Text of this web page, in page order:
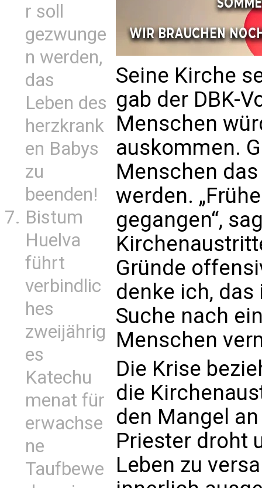
r soll
gezwunge
n werden,
das
Leben des
herzkrank
en Babys
zu
beenden!
Bistum
Huelva
führt
verbindlic
hes
zweijährig
es
Katechu
menat für
erwachse
ne
Taufbewe
Seine Kirche
gab der DBK-
Menschen
auskommen.
Menschen
werden.
gegangen“,
Gründe
denke ich,
Suche nach
Menschen
Die Krise
die
den Mangel
Priester droht
Leben zu